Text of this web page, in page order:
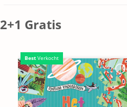
2+1 Gratis
Best Verkocht